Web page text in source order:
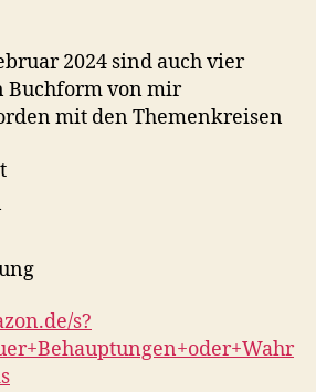
2024 sind auch vier
Buchform von mir
mit den Themenkreisen
s?